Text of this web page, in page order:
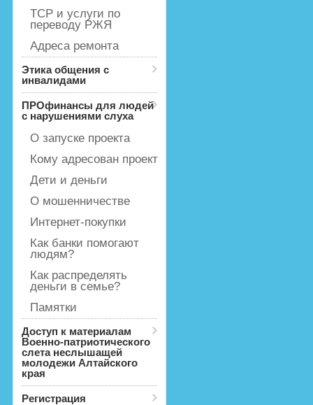
ТСР и услуги по
переводу РЖЯ
Адреса ремонта
Этика общения с
инвалидами
ПРОфинансы для людей
с нарушениями слуха
О запуске проекта
Кому адресован проект
Дети и деньги
О мошенничестве
Интернет-покупки
Как банки помогают
людям?
Как распределять
деньги в семье?
Памятки
Доступ к материалам
Военно-патриотического
слета неслышащей
молодежи Алтайского
края
Регистрация